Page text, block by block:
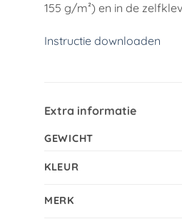
155 g/m²) en in de
Instructie downloaden
Extra informatie
GEWICHT
KLEUR
MERK